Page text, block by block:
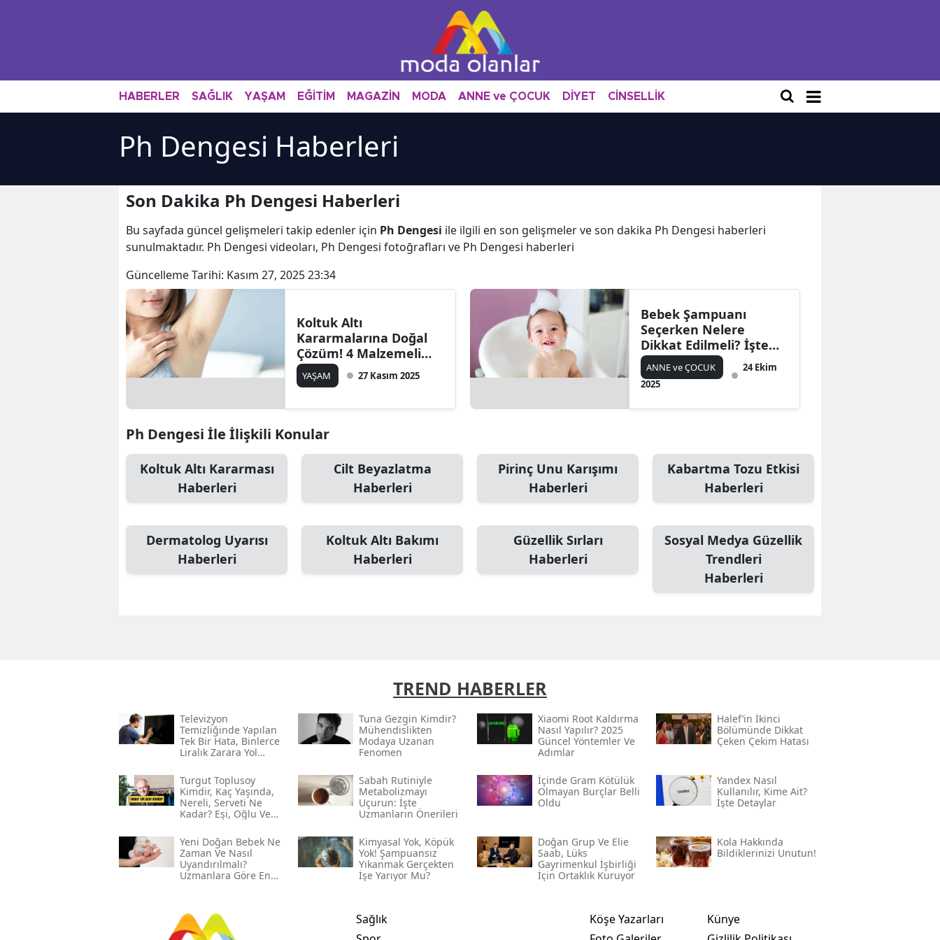
HABERLER SAĞLIK YAŞAM EĞİTİM MAGAZİN MODA ANNE ve ÇOCUK DİYET CİNSELLİK
Ph Dengesi Haberleri
Son Dakika Ph Dengesi Haberleri
Bu sayfada güncel gelişmeleri takip edenler için Ph Dengesi ile ilgili en son gelişmeler ve son dakika Ph Dengesi haberleri
sunulmaktadır. Ph Dengesi videoları, Ph Dengesi fotoğrafları ve Ph Dengesi haberleri
Güncelleme Tarihi: Kasım 27, 2025 23:34
Koltuk Altı
Kararmalarına Doğal
Çözüm! 4 Malzemeli
Tarifle Cildiniz Pamuk
Gibi Olsun
YAŞAM 27 Kasım 2025
Bebek Şampuanı
Seçerken Nelere
Dikkat Edilmeli? İşte
Doğru Ürün Seçiminin
Püf Noktaları
ANNE ve ÇOCUK
24 Ekim
2025
Ph Dengesi İle İlişkili Konular
Koltuk Altı Kararması
Haberleri
Cilt Beyazlatma
Haberleri
Pirinç Unu Karışımı
Haberleri
Kabartma Tozu Etkisi
Haberleri
Dermatolog Uyarısı
Haberleri
Koltuk Altı Bakımı
Haberleri
Güzellik Sırları
Haberleri
Sosyal Medya Güzellik
Trendleri
Haberleri
TREND HABERLER
Televizyon
Temizliğinde Yapılan
Tek Bir Hata, Binlerce
Liralık Zarara Yol
Tuna Gezgin Kimdir?
Mühendislikten
Modaya Uzanan
Fenomen
Xiaomi Root Kaldırma
Nasıl Yapılır? 2025
Güncel Yöntemler Ve
Adımlar
Halef’in İkinci
Bölümünde Dikkat
Çeken Çekim Hatası
Turgut Toplusoy
Kimdir, Kaç Yaşında,
Nereli, Serveti Ne
Kadar? Eşi, Oğlu Ve
Sabah Rutiniyle
Metabolizmayı
Uçurun: İşte
Uzmanların Önerileri
İçinde Gram Kötülük
Olmayan Burçlar Belli
Oldu
Yandex Nasıl
Kullanılır, Kime Ait?
İşte Detaylar
Yeni Doğan Bebek Ne
Zaman Ve Nasıl
Uyandırılmalı?
Uzmanlara Göre En
Kimyasal Yok, Köpük
Yok! Şampuansız
Yıkanmak Gerçekten
İşe Yarıyor Mu?
Doğan Grup Ve Elie
Saab, Lüks
Gayrimenkul İşbirliği
İçin Ortaklık Kuruyor
Kola Hakkında
Bildiklerinizi Unutun!
Sağlık
Köşe Yazarları
Künye